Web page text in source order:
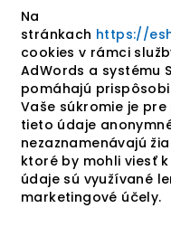
Na
stránkach https://
cookies v rámci
AdWords a systému
pomáhajú
Vaše súkromie je
tieto údaje
nezaznamenávajú
ktoré by mohli viesť
údaje sú využívané
marketingové účely.